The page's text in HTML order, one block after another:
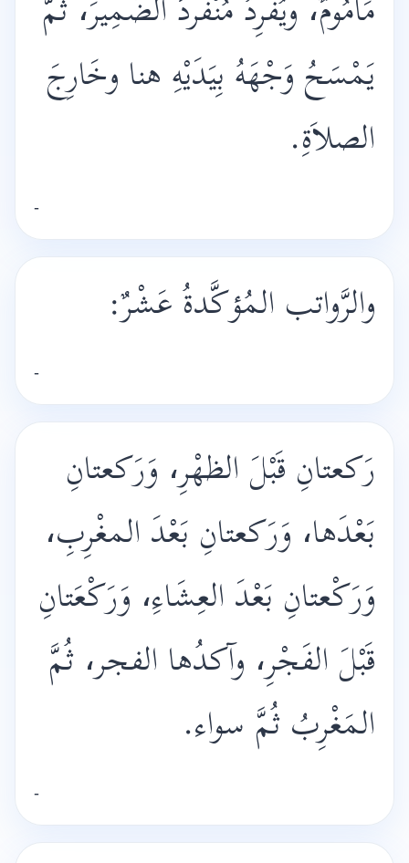
مَأْمُومٌ، ويُفْرِدُ مُنْفَردٌ الضَّمِيرَ، ثُمَّ
يَمْسَحُ وَجْهَهُ بِيَدَيْهِ هنا وخَارِجَ
الصلاَةِ.
-
والرَّواتب المُؤكَّدةُ عَشْرٌ:
-
رَكعتانِ قَبْلَ الظهْرِ، وَرَكعتانِ
بَعْدَها، وَرَكعتانِ بَعْدَ المغْرِبِ،
وَرَكْعتانِ بَعْدَ العِشَاءِ، وَرَكْعَتانِ
قَبْلَ الفَجْرِ، وآكدُها الفجر، ثُمَّ
المَغْرِبُ ثُمَّ سواء.
-